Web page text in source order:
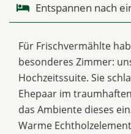
Entspannen nach
Für Frischvermählte
besonderes Zimmer:
Hochzeitssuite. Sie
Ehepaar im
das Ambiente dieses
Warme